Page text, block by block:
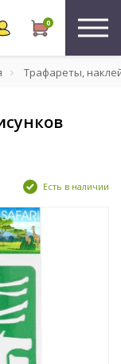
0
Трафареты,
Есть в наличии